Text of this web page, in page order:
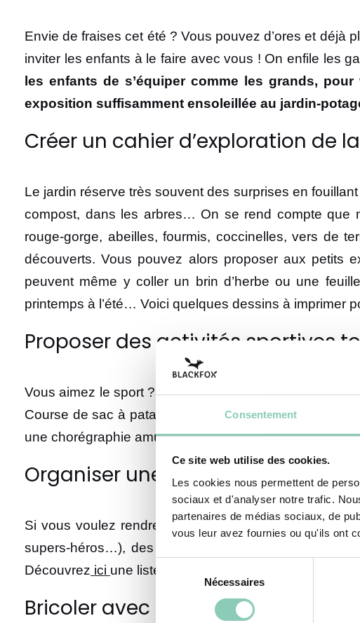
Consentement
Ce site web utilise des cookies.
Les cookies nous permettent de
sociaux et d'analyser notre trafic.
partenaires de médias sociaux, de
vous leur avez fournies ou qu'ils ont
Sélection
consentement
Nécessaires
Envie de fraises cet été ? Vous pouvez d’ores et déjà
inviter les enfants à le faire avec vous ! On enfile les
les enfants de s’équiper comme les grands,
exposition suffisamment ensoleillée au jardin-
Créer un cahier d’exploration de
Le jardin réserve très souvent des surprises en
compost, dans les arbres… On se rend compte que
rouge-gorge, abeilles, fourmis, coccinelles, vers de
découverts. Vous pouvez alors proposer aux petits
peuvent même y coller un brin d’herbe ou une
printemps à l’été… Voici quelques dessins à imprimer
Proposer des activités sportives
Vous aimez le sport ? Vos minis aventuriers aussi ?
Course de sac à patates ou concours de hula-hoop…
une chorégraphie amusante… Et pour conclure cette
Organiser une chasse aux
Si vous voulez rendre le tout encore plus original,
supers-héros…), des énigmes, des minis-épreuves
Découvrez ici une liste de cachettes possibles dans le
Bricoler avec les enfants en